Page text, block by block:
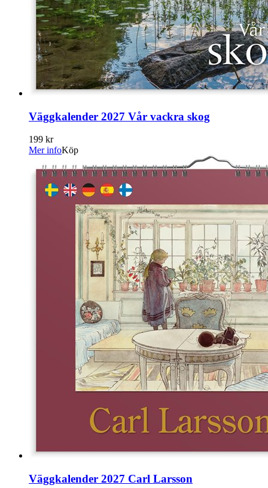
Väggkalender 2027 Vår vackra skog
199 kr
Mer infoKöp
Väggkalender 2027 Carl Larsson